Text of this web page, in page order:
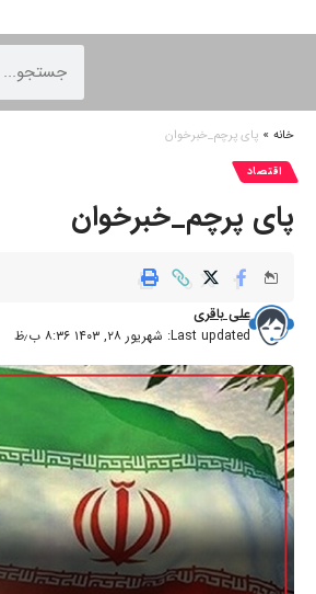
خانه » پای پرچم_خبرخوان
اقتصاد
پای پرچم_خبرخوان
Last updated: شهریور ۲۸, ۱۴۰۳ ۸:۳۶ ب٫ظ
علی باقری